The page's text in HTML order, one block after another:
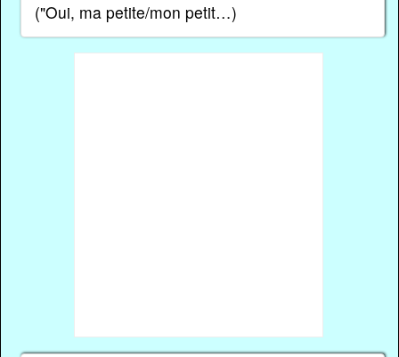
("Oui, ma petite/mon petit…)